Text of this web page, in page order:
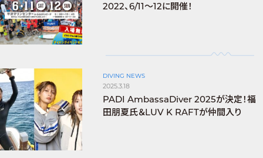
2022、6/11〜12に開催！
DIVING NEWS
2025.3.18
PADI AmbassaDiver 2025が決定！福
田朋夏氏＆LUV K RAFTが仲間入り